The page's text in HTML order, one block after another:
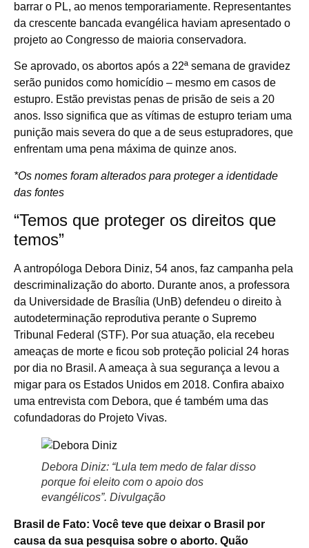
barrar o PL, ao menos temporariamente. Representantes
da crescente bancada evangélica haviam apresentado o
projeto ao Congresso de maioria conservadora.
Se aprovado, os abortos após a 22ª semana de gravidez
serão punidos como homicídio – mesmo em casos de
estupro. Estão previstas penas de prisão de seis a 20
anos. Isso significa que as vítimas de estupro teriam uma
punição mais severa do que a de seus estupradores, que
enfrentam uma pena máxima de quinze anos.
*Os nomes foram alterados para proteger a identidade
das fontes
“Temos que proteger os direitos que
temos”
A antropóloga Debora Diniz, 54 anos, faz campanha pela
descriminalização do aborto. Durante anos, a professora
da Universidade de Brasília (UnB) defendeu o direito à
autodeterminação reprodutiva perante o Supremo
Tribunal Federal (STF). Por sua atuação, ela recebeu
ameaças de morte e ficou sob proteção policial 24 horas
por dia no Brasil. A ameaça à sua segurança a levou a
migar para os Estados Unidos em 2018. Confira abaixo
uma entrevista com Debora, que é também uma das
cofundadoras do Projeto Vivas.
Debora Diniz: “Lula tem medo de falar disso
porque foi eleito com o apoio dos
evangélicos”. Divulgação
Brasil de Fato: Você teve que deixar o Brasil por
causa da sua pesquisa sobre o aborto. Quão